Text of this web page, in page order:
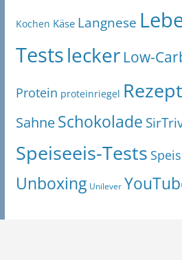
Kochen Käse Langnese
Testslecker Low-
Protein proteinriegel Rezept
SahneSchokolade
Speiseeis-Tests
Unboxing Unilever